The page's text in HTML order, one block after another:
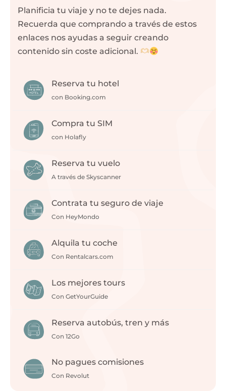
Planificia tu viaje y no te dejes nada.
Recuerda que comprando a través de estos
enlaces nos ayudas a seguir creando
contenido sin coste adicional.
Reserva tu hotel
con Booking.com
Compra tu SIM
con Holafly
Reserva tu vuelo
A través de Skyscanner
Contrata tu seguro de viaje
Con HeyMondo
Alquila tu coche
Con Rentalcars.com
Los mejores tours
Con GetYourGuide
Reserva autobús, tren y más
Con 12Go
No pagues comisiones
Con Revolut